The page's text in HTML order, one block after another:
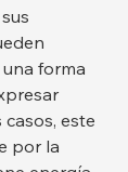
forma
este
por la